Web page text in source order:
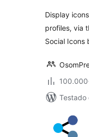
Display
profiles, via
Social Icons
Testado